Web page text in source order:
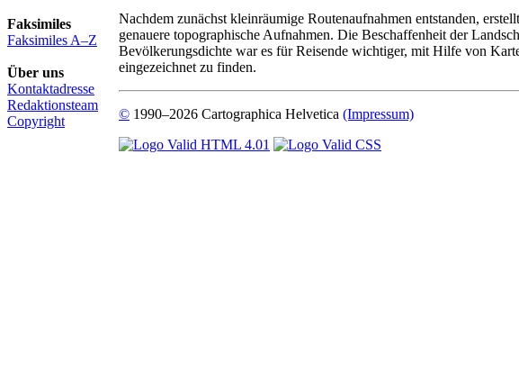
Faksimiles
Faksimiles A–Z
Über uns
Kontaktadresse
Redaktionsteam
Copyright
Nachdem zunächst kleinräumige Routenaufnahmen entstanden,
genauere topographische Aufnahmen. Die Beschaffenheit der
Bevölkerungsdichte war es für Reisende wichtiger, mit Hilfe von
eingezeichnet zu finden.
© 1990–2026 Cartographica Helvetica (Impressum)